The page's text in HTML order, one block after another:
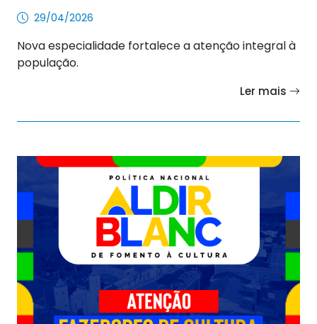
29/04/2026
Nova especialidade fortalece a atenção integral à
população.
Ler mais